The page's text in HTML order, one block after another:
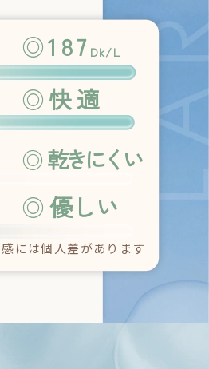
◎187 Dk/L
◎快適
◎ 乾きにくい
◎優しい
には個人差があります